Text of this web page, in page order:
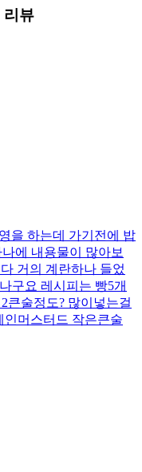
리뷰
을 하는데 가기전에 밥
에 내용물이 많아보
거의 계란하나 들었
구요 레시피는 빵5개
큰술정도? 많이넣는걸
머스터드 작은큰술